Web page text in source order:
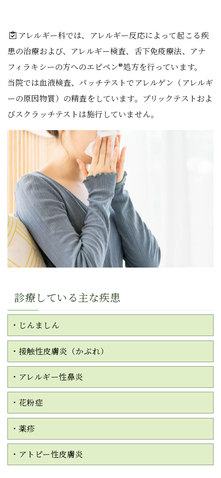
アレルギー科では、アレルギー反応によって起こる疾
患の治療および、アレルギー検査、舌下免疫療法、アナ
フィラキシーの方へのエピペン®処方を行っています。
当院では血液検査、パッチテストでアレルゲン（アレルギ
ーの原因物質）の精査をしています。プリックテストおよ
びスクラッチテストは施行していません。
診療している主な疾患
・じんましん
・接触性皮膚炎（かぶれ）
・アレルギー性鼻炎
・花粉症
・薬疹
・アトピー性皮膚炎